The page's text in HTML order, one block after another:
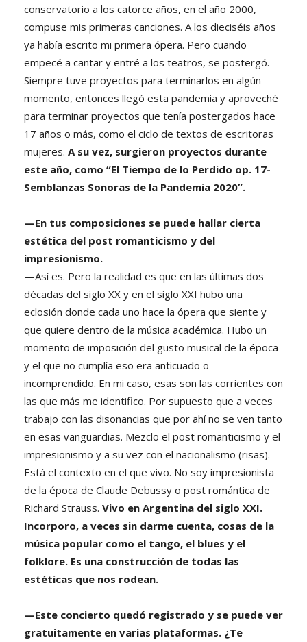
conservatorio a los catorce años, en el año 2000,
compuse mis primeras canciones. A los dieciséis años
ya había escrito mi primera ópera. Pero cuando
empecé a cantar y entré a los teatros, se postergó.
Siempre tuve proyectos para terminarlos en algún
momento, entonces llegó esta pandemia y aproveché
para terminar proyectos que tenía postergados hace
17 años o más, como el ciclo de textos de escritoras
mujeres. A su vez, surgieron proyectos durante
este año, como “El Tiempo de lo Perdido op. 17-
Semblanzas Sonoras de la Pandemia 2020”.
—En tus composiciones se puede hallar cierta
estética del post romanticismo y del
impresionismo.
—Así es. Pero la realidad es que en las últimas dos
décadas del siglo XX y en el siglo XXI hubo una
eclosión donde cada uno hace la ópera que siente y
que quiere dentro de la música académica. Hubo un
momento de imposición del gusto musical de la época
y el que no cumplía eso era anticuado o
incomprendido. En mi caso, esas son las corrientes con
las que más me identifico. Por supuesto que a veces
trabajo con las disonancias que por ahí no se ven tanto
en esas vanguardias. Mezclo el post romanticismo y el
impresionismo y a su vez con el nacionalismo (risas).
Está el contexto en el que vivo. No soy impresionista
de la época de Claude Debussy o post romántica de
Richard Strauss. Vivo en Argentina del siglo XXI.
Incorporo, a veces sin darme cuenta, cosas de la
música popular como el tango, el blues y el
folklore. Es una construcción de todas las
estéticas que nos rodean.
—Este concierto quedó registrado y se puede ver
gratuitamente en varias plataformas. ¿Te